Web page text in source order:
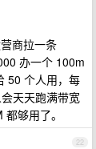
商拉一条
办一个 100m
50 个人用，每
天天跑满带宽
够用了。
22